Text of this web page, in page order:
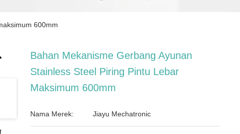
600mm
Bahan Mekanisme Gerbang Ayunan
Stainless Steel Piring Pintu Lebar
Maksimum 600mm
Nama Merek: Jiayu Mechatronic